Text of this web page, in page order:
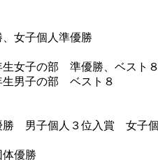
女子個人準優勝
女子の部 準優勝、ベスト８
ベスト８
男子個人３位入賞 女子個
優勝